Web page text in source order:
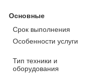
Основные
Срок выполнения
Особенности услуги
Тип техники и
оборудования